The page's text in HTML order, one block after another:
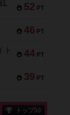
52 PT
Bitter End ブタペスト救出作戦
46 PT
44 PT
ト
39 PT
トップ50